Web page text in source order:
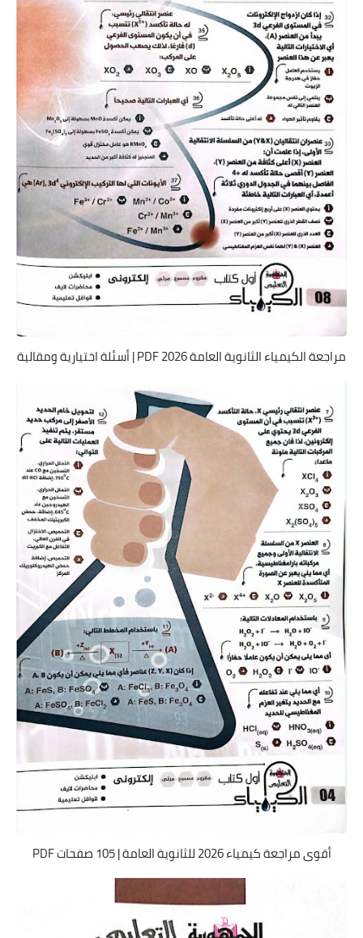
مراجعة الكيمياء الثانوية العامة 2026 PDF | أسئلة اختيارية ومقالية
أقوى مراجعة كيمياء 2026 للثانوية العامة | 105 صفحات PDF